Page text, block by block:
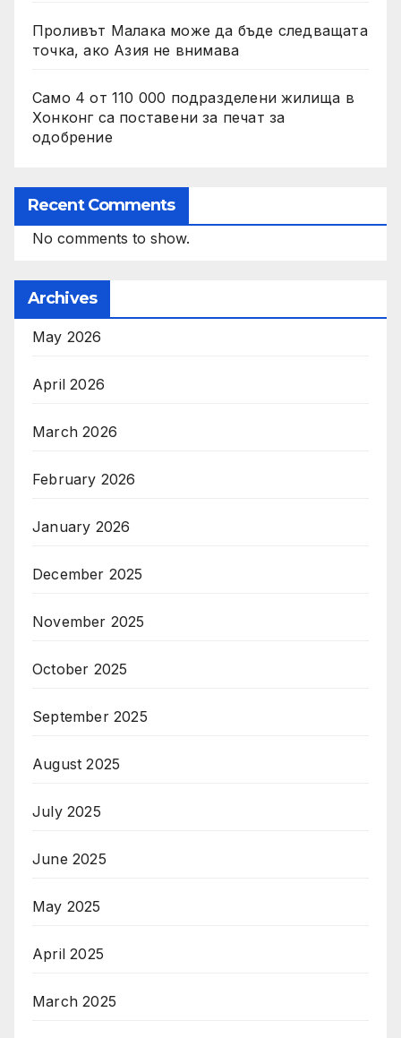
Проливът Малака може да бъде следващата
точка, ако Азия не внимава
Само 4 от 110 000 подразделени жилища в
Хонконг са поставени за печат за
одобрение
Recent Comments
No comments to show.
Archives
May 2026
April 2026
March 2026
February 2026
January 2026
December 2025
November 2025
October 2025
September 2025
August 2025
July 2025
June 2025
May 2025
April 2025
March 2025